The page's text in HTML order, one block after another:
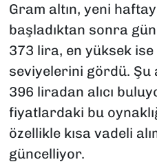
Gram altın, yeni
başladıktan sonra
373 lira, en yüksek
seviyelerini gördü. Şu
396 liradan alıcı
fiyatlardaki bu
özellikle kısa vadeli
güncelliyor.